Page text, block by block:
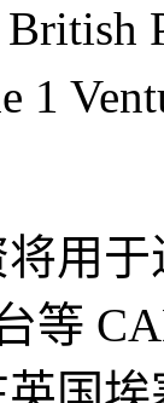
1
用于
等
国